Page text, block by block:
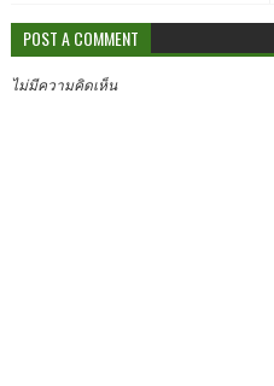
POST A COMMENT
ไม่มีความคิดเห็น